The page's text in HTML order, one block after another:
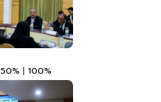
50% | 100%